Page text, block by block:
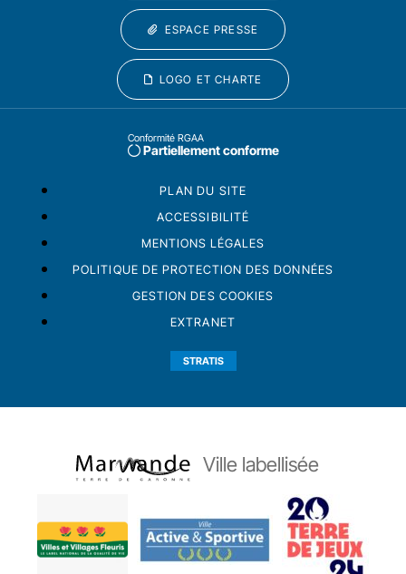
ESPACE PRESSE
LOGO ET CHARTE
Conformité RGAA
Partiellement conforme
PLAN DU SITE
ACCESSIBILITÉ
MENTIONS LÉGALES
POLITIQUE DE PROTECTION DES DONNÉES
GESTION DES COOKIES
EXTRANET
STRATIS
Ville labellisée